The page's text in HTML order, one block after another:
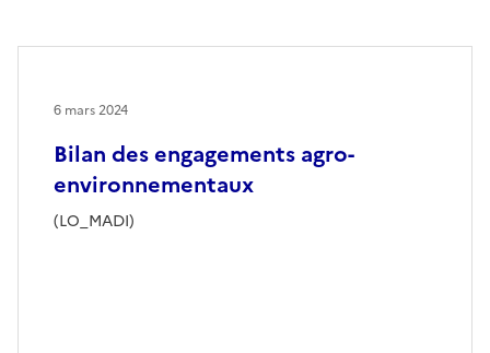
Bilan des engagements agro-
environnementaux
(LO_MADI)
6 mars 2024